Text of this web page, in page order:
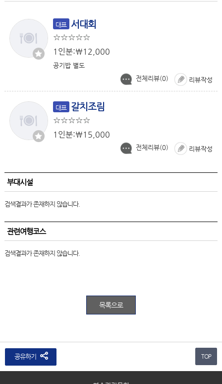
대표 서대회
1인분:￦12,000
공기밥 별도
리뷰작성
전체리뷰(0)
대표 갈치조림
1인분:￦15,000
리뷰작성
전체리뷰(0)
부대시설
검색결과가 존재하지 않습니다.
관련여행코스
검색결과가 존재하지 않습니다.
목록으로
공유하기 TOP